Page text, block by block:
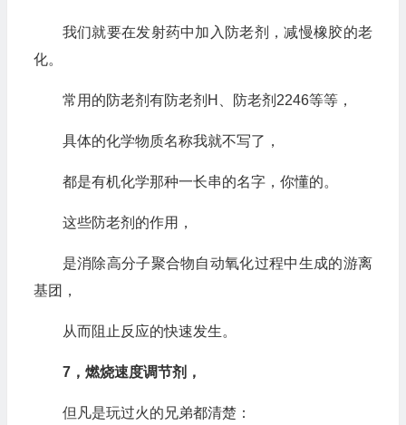
我们就要在发射药中加入防老剂，减慢橡胶的老
化。
常用的防老剂有防老剂H、防老剂2246等等，
具体的化学物质名称我就不写了，
都是有机化学那种一长串的名字，你懂的。
这些防老剂的作用，
是消除高分子聚合物自动氧化过程中生成的游离
基团，
从而阻止反应的快速发生。
7，燃烧速度调节剂，
但凡是玩过火的兄弟都清楚：